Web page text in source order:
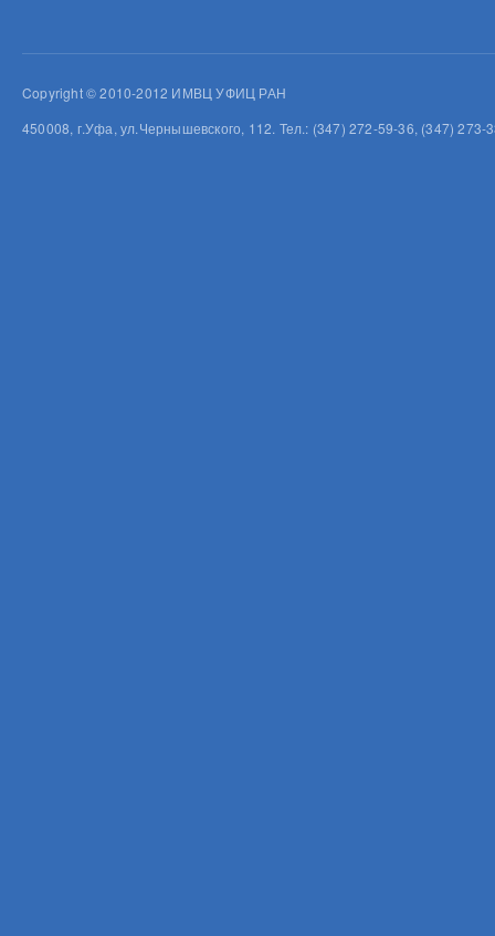
Copyright © 2010-2012 ИМВЦ УФИЦ РАН
450008, г.Уфа, ул.Чернышевского, 112. Тел.: (347) 272-59-36, (347)